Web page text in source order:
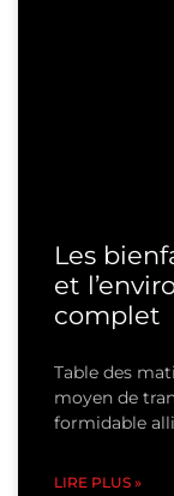
Les
et
complet
Table des
moyen de
formidable
LIRE PLUS »